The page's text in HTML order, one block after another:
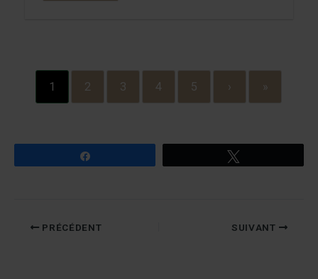
1 2 3 4 5 › »
PRÉCÉDENT SUIVANT